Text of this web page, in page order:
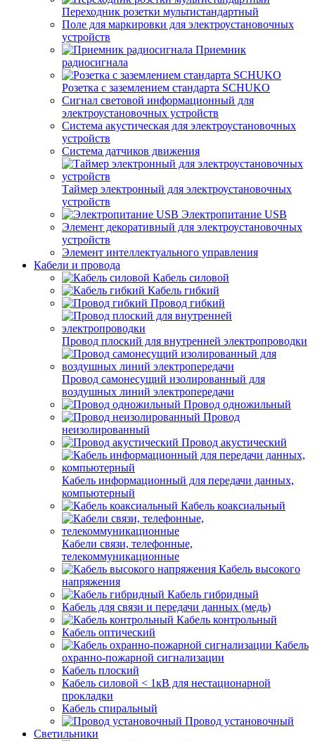
Переходник розетки мультистандартный
Поле для маркировки для электроустановочных
устройств
Приемник
радиосигнала
Розетка с заземлением стандарта SCHUKO
Сигнал световой информационный для
электроустановочных устройств
Система акустическая для электроустановочных
устройств
Система датчиков движения
Таймер электронный для электроустановочных
устройств
Электропитание USB
Элемент декоративный для электроустановочных
устройств
Элемент интеллектуального управления
Кабели и провода
Кабель силовой
Кабель гибкий
Провод гибкий
Провод плоский для внутренней электропроводки
Провод самонесущий изолированный для
воздушных линий электропередачи
Провод одножильный
Провод
неизолированный
Провод акустический
Кабель информационный для передачи данных,
компьютерный
Кабель коаксиальный
Кабели связи, телефонные,
телекоммуникационные
Кабель высокого
напряжения
Кабель гибридный
Кабель для связи и передачи данных (медь)
Кабель контрольный
Кабель оптический
Кабель
охранно-пожарной сигнализации
Кабель плоский
Кабель силовой < 1кВ для нестационарной
прокладки
Кабель спиральный
Провод установочный
Светильники